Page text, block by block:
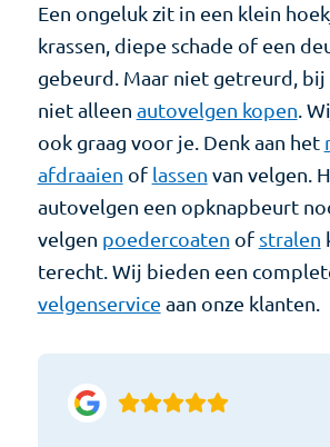
Een ongeluk zit in een klein
krassen, diepe schade of een
gebeurd. Maar niet getreurd, bij
niet alleen autovelgen kopen .
ook graag voor je. Denk aan het
afdraaien of lassen van velgen.
autovelgen een opknapbeurt
velgen poedercoaten of stralen
terecht. Wij bieden een
velgenservice aan onze klanten.